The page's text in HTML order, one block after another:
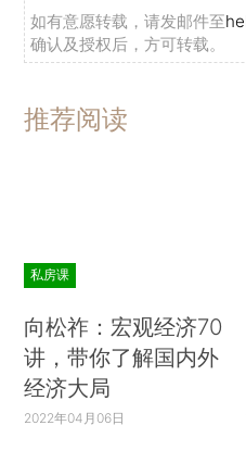
如有意愿转载，请发邮件至
确认及授权后，方可转载。
推荐阅读
私房课
向松祚：宏观经济70
讲，带你了解国内外
经济大局
2022年04月06日